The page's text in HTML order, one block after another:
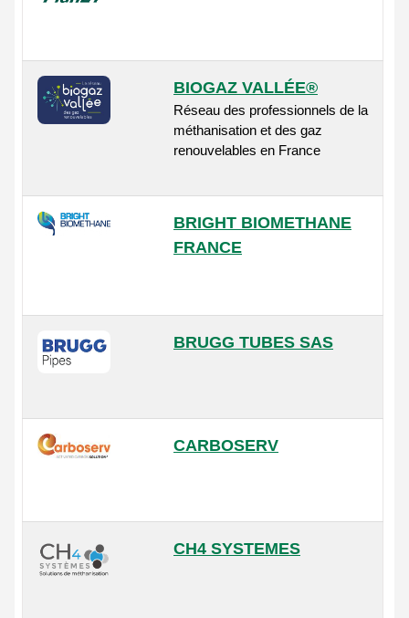
BIOGAZ VALLÉE®
Réseau des professionnels de la
méthanisation et des gaz
renouvelables en France
BRIGHT BIOMETHANE
FRANCE
BRUGG TUBES SAS
CARBOSERV
CH4 SYSTEMES